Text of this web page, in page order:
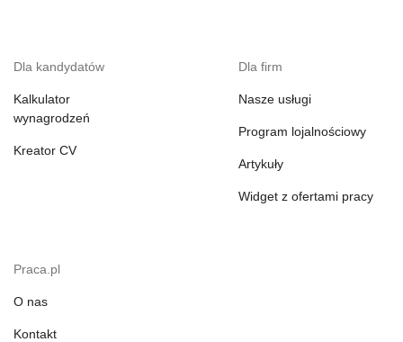
Dla kandydatów
Kalkulator
wynagrodzeń
Kreator CV
Dla firm
Nasze usługi
Program lojalnościowy
Artykuły
Widget z ofertami pracy
Praca.pl
O nas
Kontakt